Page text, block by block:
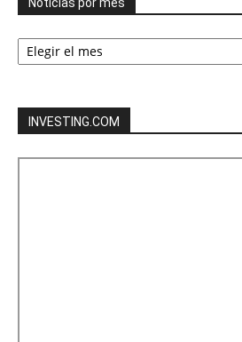
Noticias
por
INVESTING.COM